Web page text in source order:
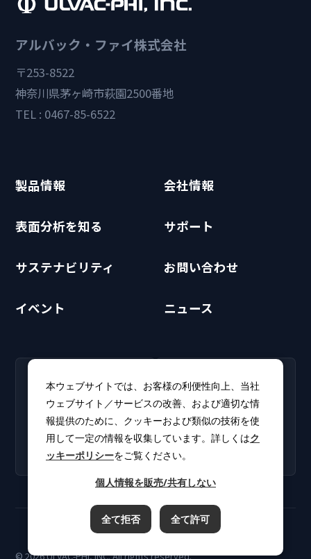
アルバック・ファイ株式会社
〒253-8522
神奈川県茅ヶ崎市萩園2500番地
TEL : 0467-85-6522
製品情報 会社情報
表面分析を知る サポート
サステナビリティ お問い合わせ
イベント ニュース
採用情報
新卒・キャリア採用情報を
掲載しています。
CLUB PHI（会員専
用）
ソフトウェアアップデート
やカタログをダウンロー
ド。
© 2026 ULVAC-PHI, INC. All rights reserved.
本ウェブサイトでは、お客様の利便性向上、当社
ウェブサイト／サービスの改善、および適切な情
報提供のために、クッキーおよび類似の技術を使
用して一定の情報を収集しています。詳しくはク
ッキーポリシーをご覧ください。
個人情報を販売/共有しない
全て拒否 全て許可